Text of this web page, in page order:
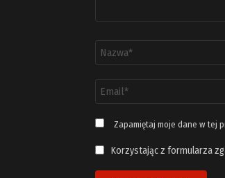
email
*
Zapamiętaj moje dane w tej
Korzystając z formularza